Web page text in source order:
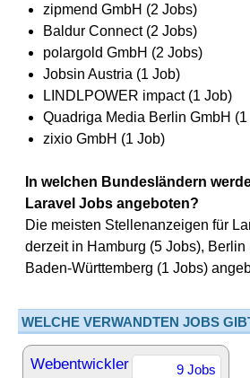
zipmend GmbH (2 Jobs)
Baldur Connect (2 Jobs)
polargold GmbH (2 Jobs)
Jobsin Austria (1 Job)
LINDLPOWER impact (1 Job)
Quadriga Media Berlin GmbH (1
zixio GmbH (1 Job)
In welchen Bundesländern
Laravel Jobs angeboten?
Die meisten Stellenanzeigen für
derzeit in Hamburg (5 Jobs), Berlin
Baden-Württemberg (1 Jobs)
WELCHE VERWANDTEN JOBS
Webentwickler 9 Jobs